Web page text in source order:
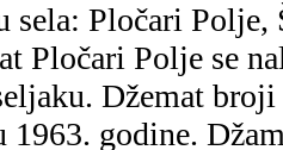
sela: Pločari
Pločari Polje se
Džemat
1963. godine.